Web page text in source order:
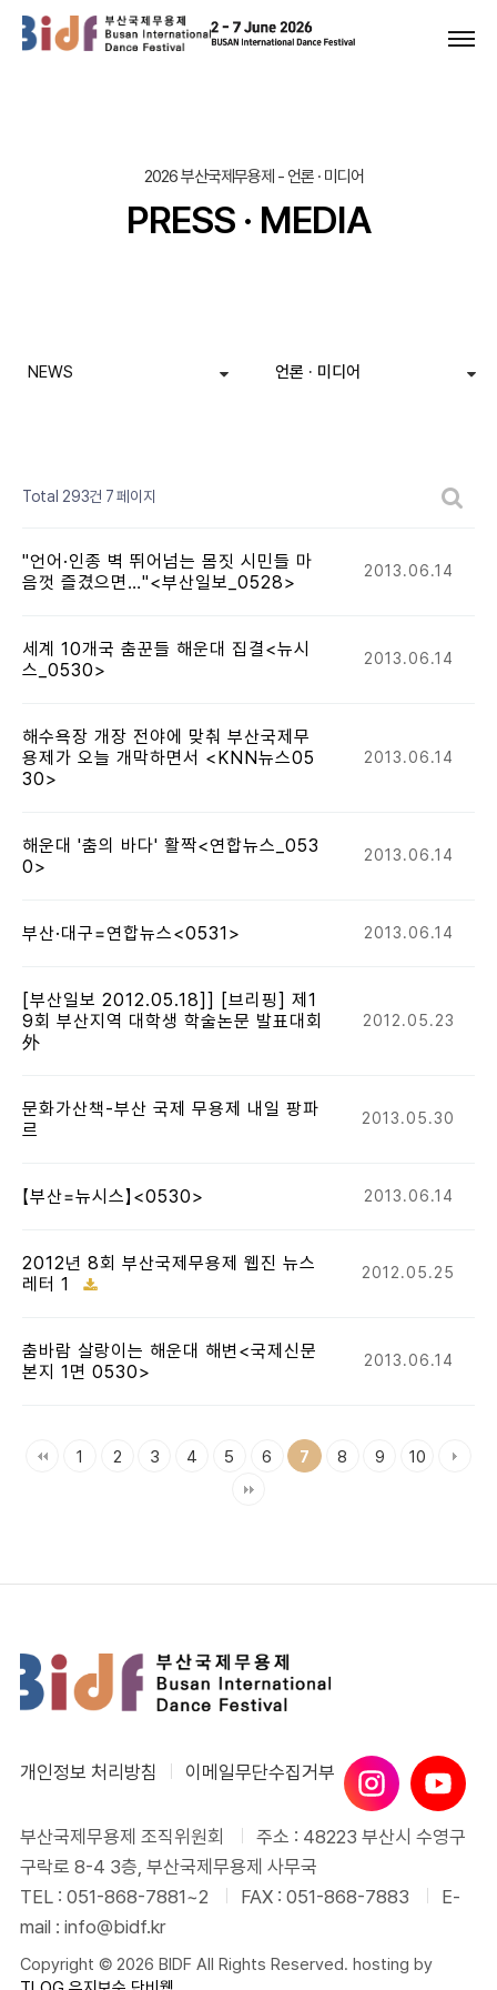
2026 부산국제무용제 - 언론 · 미디어
PRESS · MEDIA
NEWS 언론 · 미디어
Total 293건 7 페이지
"언어·인종 벽 뛰어넘는 몸짓 시민들 마
음껏 즐겼으면…"<부산일보_0528>
2013.06.14
세계 10개국 춤꾼들 해운대 집결<뉴시
스_0530>
2013.06.14
해수욕장 개장 전야에 맞춰 부산국제무
용제가 오늘 개막하면서 <KNN뉴스05
30>
2013.06.14
해운대 '춤의 바다' 활짝<연합뉴스_053
0>
2013.06.14
부산·대구=연합뉴스<0531> 2013.06.14
[부산일보 2012.05.18]] [브리핑] 제1
9회 부산지역 대학생 학술논문 발표대회
外
2012.05.23
문화가산책-부산 국제 무용제 내일 팡파
르
2013.05.30
【부산=뉴시스】<0530> 2013.06.14
2012년 8회 부산국제무용제 웹진 뉴스
레터 1
2012.05.25
춤바람 살랑이는 해운대 해변<국제신문
본지 1면 0530>
2013.06.14
1 2 3 4 5 6 7 8 9 10
개인정보 처리방침 이메일무단수집거부
부산국제무용제 조직위원회
주소 : 48223 부산시 수영구
구락로 8-4 3층, 부산국제무용제 사무국
TEL : 051-868-7881~2
FAX : 051-868-7883
E-
mail : info@bidf.kr
Copyright © 2026 BIDF All Rights Reserved. hosting by